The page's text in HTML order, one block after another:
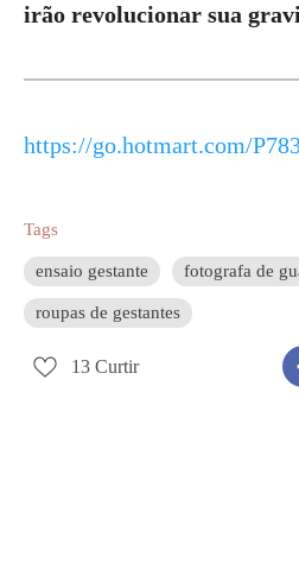
irão revolucionar sua
https://go.hotmart.com/
Tags
ensaio gestante fotografa de
roupas de gestantes
13 Curtir